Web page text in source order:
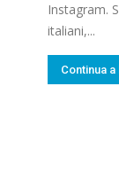
Instagram.
italiani,...
Continua